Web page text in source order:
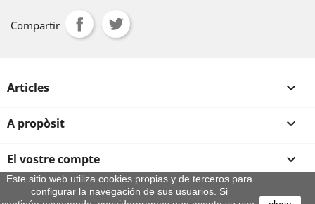
Compartir
Articles 
A propòsit 
El vostre compte 
Informació sobre la botiga
Este sitio web utiliza cookies propias y de terceros para
configurar la navegación de sus usuarios. Si